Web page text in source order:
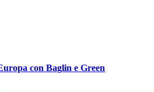
con Baglin e Green